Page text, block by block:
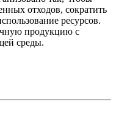
отходов, сократить
ресурсов.
продукцию с
среды.